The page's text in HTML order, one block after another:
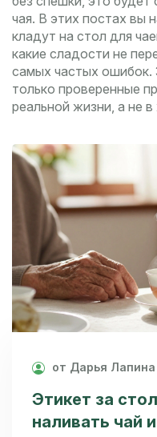
чая. В этих постах вы
кладут на стол для
какие сладости не
самых частых
только проверенные
реальной жизни, а не
от Дарья Лапина
Этикет за
наливать чай